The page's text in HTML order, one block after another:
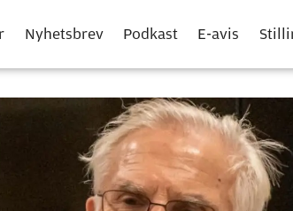
Nyhetsbrev Podkast E-avis